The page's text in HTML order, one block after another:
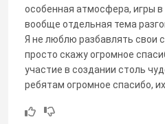
особенная атмосфера, игры
вообще отдельная тема
Я не люблю разбавлять свои
просто скажу огромное
участие в создании столь
ребятам огромное спасибо,